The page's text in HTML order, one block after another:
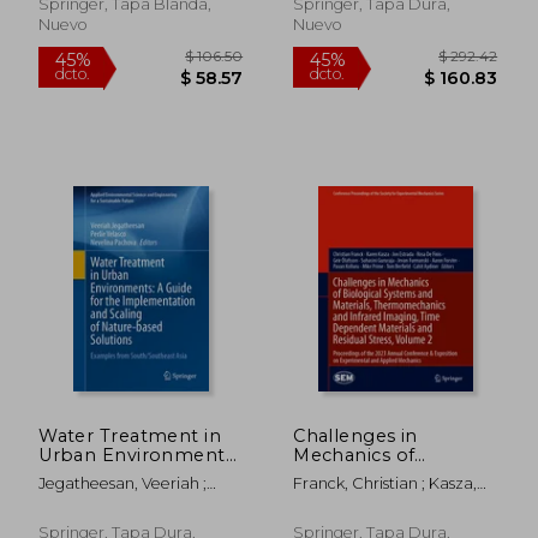
40% 40%
Springer, Tapa Blanda,
Nuevo
Springer, Tapa Dura,
Nuevo
Water Treatment in
Urban Environments:
A Guide for the
Implementation and
Based Solutions:
Jegatheesan, Veeriah ;
Nevelina
Springer, Tapa Dura,
Challenges in
Mechanics of
Biological Systems
and Materials,
and Infrared Imaging,
Franck, Christian ; Kasza,
Springer, Tapa Dura,